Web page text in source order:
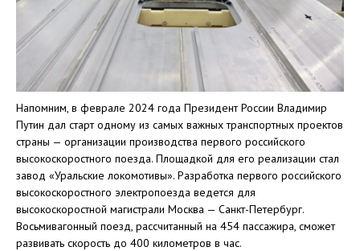
Напомним, в феврале 2024 года Президент России Владимир
Путин дал старт одному из самых важных транспортных проектов
страны — организации производства первого российского
высокоскоростного поезда. Площадкой для его реализации стал
завод «Уральские локомотивы». Разработка первого российского
высокоскоростного электропоезда ведется для
высокоскоростной магистрали Москва — Санкт-Петербург.
Восьмивагонный поезд, рассчитанный на 454 пассажира, сможет
развивать скорость до 400 километров в час.